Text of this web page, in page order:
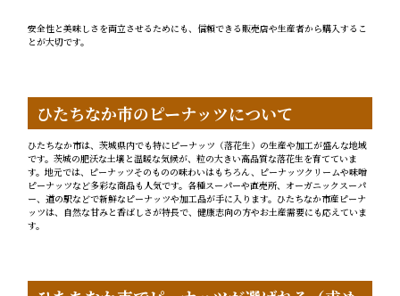
安全性と美味しさを両立させるためにも、信頼できる販売店や生産者から購入するこ
とが大切です。
ひたちなか市のピーナッツについて
ひたちなか市は、茨城県内でも特にピーナッツ（落花生）の生産や加工が盛んな地域
です。茨城の肥沃な土壌と温暖な気候が、粒の大きい高品質な落花生を育てていま
す。地元では、ピーナッツそのものの味わいはもちろん、ピーナッツクリームや味噌
ピーナッツなど多彩な商品も人気です。各種スーパーや直売所、オーガニックスーパ
ー、道の駅などで新鮮なピーナッツや加工品が手に入ります。ひたちなか市産ピーナ
ッツは、自然な甘みと香ばしさが特長で、健康志向の方やお土産需要にも応えていま
す。